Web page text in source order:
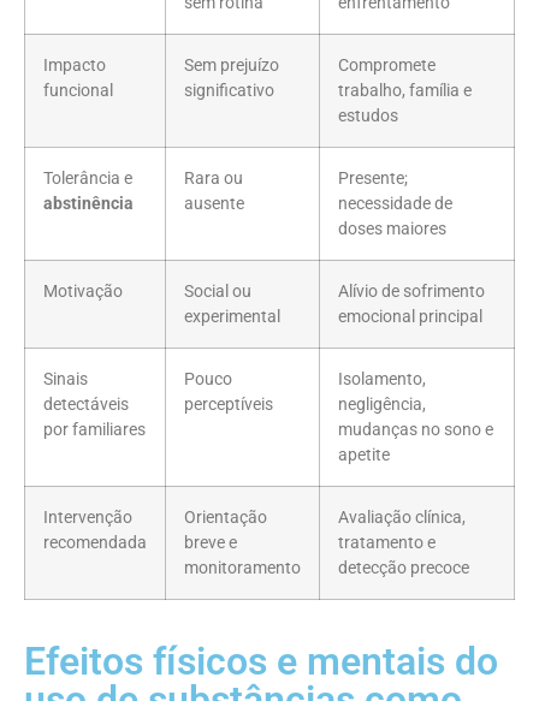
Impacto
funcional
Sem prejuízo
significativo
Compromete
trabalho, família e
estudos
Tolerância e
abstinência
Rara ou
ausente
Presente;
necessidade de
doses maiores
Motivação
Social ou
experimental
Alívio de sofrimento
emocional principal
Sinais
detectáveis
por familiares
Pouco
perceptíveis
Isolamento,
negligência,
mudanças no sono e
apetite
Intervenção
recomendada
Orientação
breve e
monitoramento
Avaliação clínica,
tratamento e
detecção precoce
Efeitos físicos e mentais do